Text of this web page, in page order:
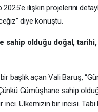
2025'e ilişkin projelerini
diye konuştu.
sahip olduğu doğal, tarihi,
başlık açan Vali Baruş,
Gümüşhane sahip
inci. Ülkemizin bir incisi.